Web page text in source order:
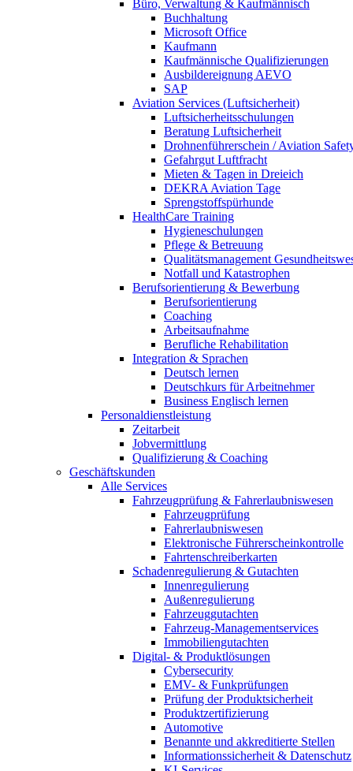
Büro, Verwaltung & Kaufmännisch
Buchhaltung
Microsoft Office
Kaufmann
Kaufmännische Qualifizierungen
Ausbildereignung AEVO
SAP
Aviation Services (Luftsicherheit)
Luftsicherheitsschulungen
Beratung Luftsicherheit
Drohnenführerschein / Aviation
Gefahrgut Luftfracht
Mieten & Tagen in Dreieich
DEKRA Aviation Tage
Sprengstoffspürhunde
HealthCare Training
Hygieneschulungen
Pflege & Betreuung
Qualitätsmanagement
Notfall und Katastrophen
Berufsorientierung & Bewerbung
Berufsorientierung
Coaching
Arbeitsaufnahme
Berufliche Rehabilitation
Integration & Sprachen
Deutsch lernen
Deutschkurs für Arbeitnehmer
Business Englisch lernen
Personaldienstleistung
Zeitarbeit
Jobvermittlung
Qualifizierung & Coaching
Geschäftskunden
Alle Services
Fahrzeugprüfung & Fahrerlaubniswesen
Fahrzeugprüfung
Fahrerlaubniswesen
Elektronische Führerscheinkontrolle
Fahrtenschreiberkarten
Schadenregulierung & Gutachten
Innenregulierung
Außenregulierung
Fahrzeuggutachten
Fahrzeug-Managementservices
Immobiliengutachten
Digital- & Produktlösungen
Cybersecurity
EMV- & Funkprüfungen
Prüfung der Produktsicherheit
Produktzertifizierung
Automotive
Benannte und akkreditierte Stellen
Informationssicherheit & Datenschutz